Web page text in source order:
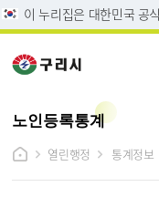
이 누리집은 대한민국 공
노인등록통계
열린행정
통계정보